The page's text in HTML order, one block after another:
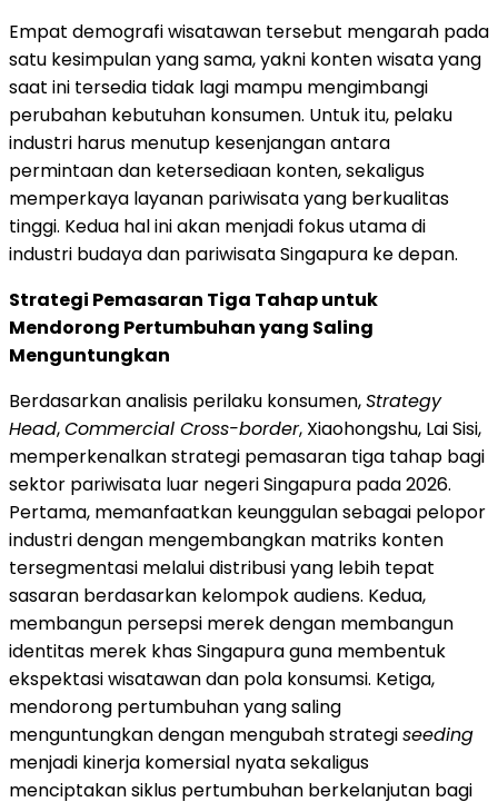
Empat demografi wisatawan tersebut mengarah pada
satu kesimpulan yang sama, yakni konten wisata yang
saat ini tersedia tidak lagi mampu mengimbangi
perubahan kebutuhan konsumen. Untuk itu, pelaku
industri harus menutup kesenjangan antara
permintaan dan ketersediaan konten, sekaligus
memperkaya layanan pariwisata yang berkualitas
tinggi. Kedua hal ini akan menjadi fokus utama di
industri budaya dan pariwisata Singapura ke depan.
Strategi Pemasaran Tiga Tahap untuk
Mendorong Pertumbuhan yang Saling
Menguntungkan
Berdasarkan analisis perilaku konsumen,Strategy
Head,Commercial Cross-border, Xiaohongshu, Lai Sisi,
memperkenalkan strategi pemasaran tiga tahap bagi
sektor pariwisata luar negeri Singapura pada 2026.
Pertama, memanfaatkan keunggulan sebagai pelopor
industri dengan mengembangkan matriks konten
tersegmentasi melalui distribusi yang lebih tepat
sasaran berdasarkan kelompok audiens. Kedua,
membangun persepsi merek dengan membangun
identitas merek khas Singapura guna membentuk
ekspektasi wisatawan dan pola konsumsi. Ketiga,
mendorong pertumbuhan yang saling
menguntungkan dengan mengubah strategiseeding
menjadi kinerja komersial nyata sekaligus
menciptakan siklus pertumbuhan berkelanjutan bagi